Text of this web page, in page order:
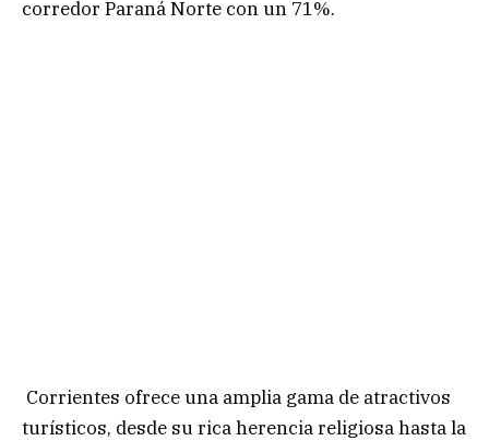
corredor Paraná Norte con un 71%.
Corrientes ofrece una amplia gama de atractivos
turísticos, desde su rica herencia religiosa hasta la